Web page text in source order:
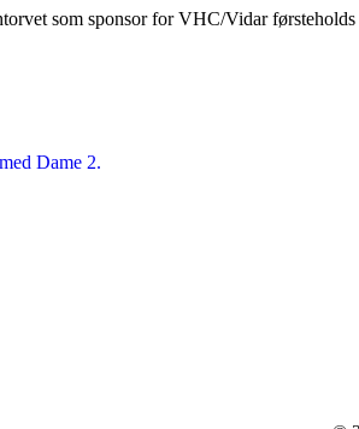
som sponsor for VHC/Vidar førsteholds
Dame 2.